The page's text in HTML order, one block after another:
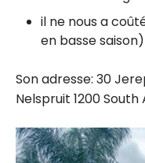
il ne nous a
en basse saison)
Son adresse: 30
Nelspruit 1200 South